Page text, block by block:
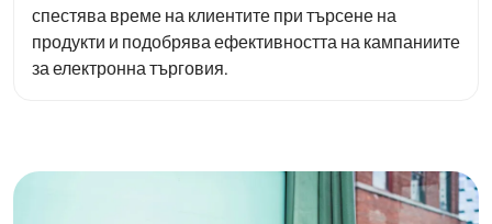
спестява време на клиентите при търсене на
продукти и подобрява ефективността на кампаниите
за електронна търговия.